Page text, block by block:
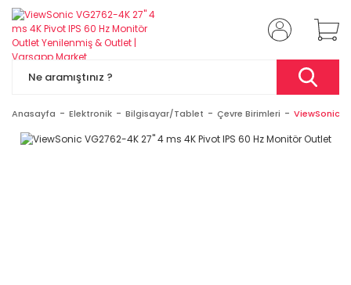
Anasayfa Elektronik Bilgisayar/Tablet Çevre Birimleri ViewSonic